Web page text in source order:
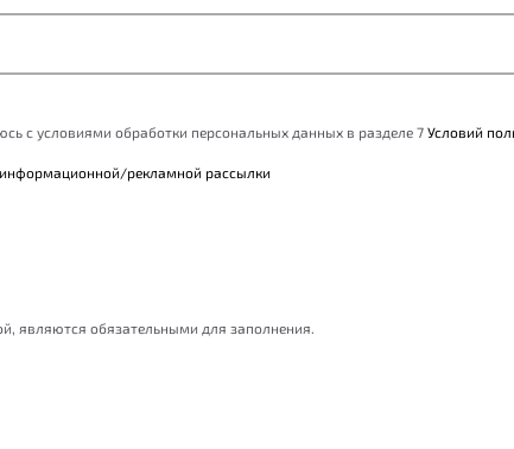
с условиями обработки персональных данных в разделе 7 Условий
информационной/рекламной рассылки
являются обязательными для заполнения.